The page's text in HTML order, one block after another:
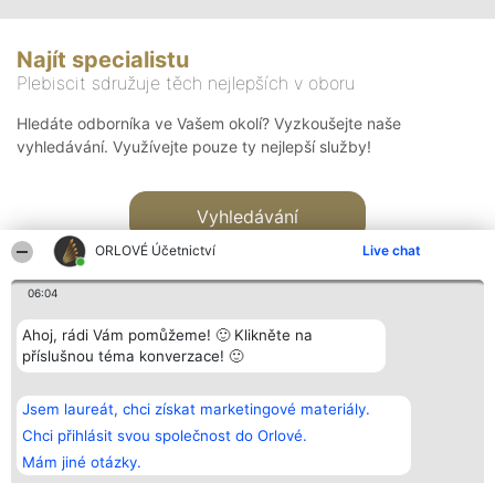
ORLOVÉ Účetnictví Live chat
06:04
Ahoj, rádi Vám pomůžeme! 🙂 Klikněte na
příslušnou téma konverzace! 🙂
Jsem laureát, chci získat marketingové materiály.
Chci přihlásit svou společnost do Orlové.
Mám jiné otázky.
Najít specialistu
Plebiscit sdružuje těch nejlepších v oboru
Hledáte odborníka ve Vašem okolí? Vyzkoušejte naše
vyhledávání. Využívejte pouze ty nejlepší služby!
Vyhledávání
Bright Side Solutions sp. z o.
o. sp. k.
ul. Ruska 22
Wrocław 50-079
KRS 0000749100 | Regon
381313360 | NIP 8943132676
Vítězové
Seznam všech
laureátů
Zásady
Zásady
Kontakt